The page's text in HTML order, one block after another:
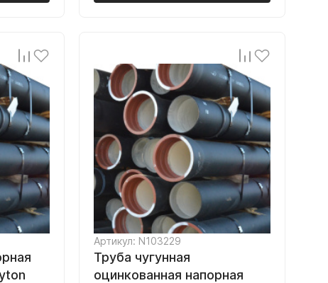
Артикул: N103229
Труба чугунная
оцинкованная напорная